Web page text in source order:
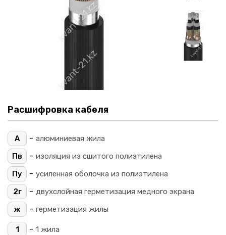
Расшифровка кабеля
А - алюминиевая жила
Пв
- изоляция из сшитого полиэтилена
Пу
- усиленная оболочка из полиэтилена
2г
- двухслойная герметизация медного экрана
ж
- герметизация жилы
1 - 1 жила